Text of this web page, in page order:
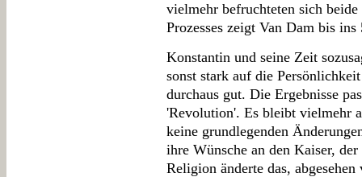
vielmehr befruchteten sich
Prozesses zeigt Van Dam bis
Konstantin und seine Zeit
sonst stark auf die
durchaus gut. Die Ergebnisse
'Revolution'. Es bleibt vielmehr
keine grundlegenden
ihre Wünsche an den Kaiser,
Religion änderte das,